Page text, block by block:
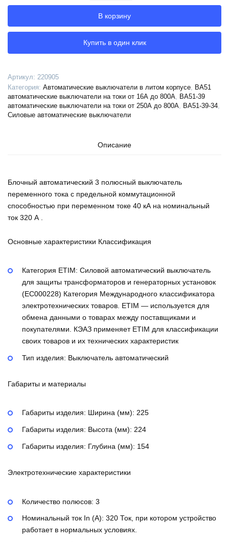
ВА51-
39-
342310-
320А-3200-
УХЛ3-
КЭАЗ,
220905
В корзину
Купить в один клик
Артикул: 220905
Категория: Автоматические выключатели в литом корпусе
ВА51
автоматические выключатели на токи от 16А до 800А
ВА51-39
автоматические выключатели на токи от 250А до 800А
ВА51-39-34
Силовые автоматические выключатели
Описание
Блочный автоматический 3 полюсный выключатель
переменного тока с предельной коммутационной
способностью при переменном токе 40 кА на номинальный
ток 320 А .
Основные характеристики Классификация
Категория ETIM: Силовой автоматический выключатель
для защиты трансформаторов и генераторных установок
(EC000228) Категория Международного классификатора
электротехнических товаров. ETIM — используется для
обмена данными о товарах между поставщиками и
покупателями. КЭАЗ применяет ETIM для классификации
своих товаров и их технических характеристик
Тип изделия: Выключатель автоматический
Габариты и материалы
Габариты изделия: Ширина (мм): 225
Габариты изделия: Высота (мм): 224
Габариты изделия: Глубина (мм): 154
Электротехнические характеристики
Количество полюсов: 3
Номинальный ток In (А): 320 Ток, при котором устройство
работает в нормальных условиях.